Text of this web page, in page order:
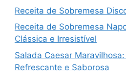
Receita de Sobremesa
Receita de Sobremesa
Clássica e Irresistível
Salada Caesar
Refrescante e Saborosa